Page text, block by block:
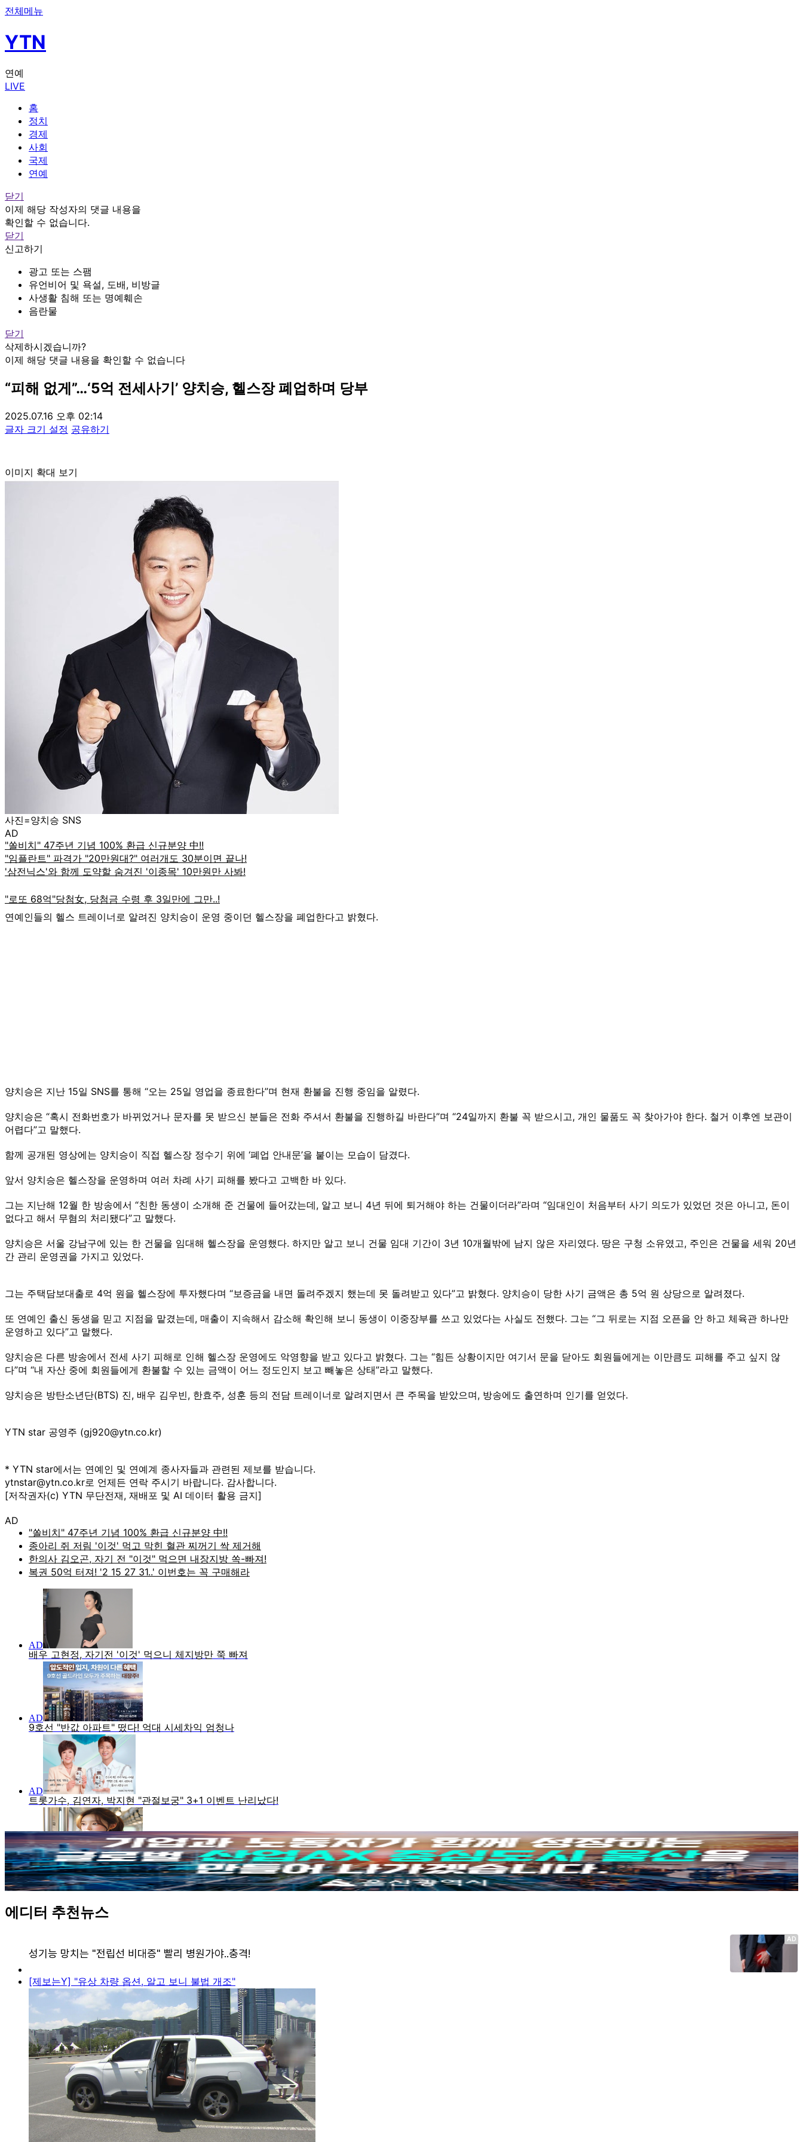
전체메뉴
YTN
연예
LIVE
홈
정치
경제
사회
국제
연예
닫기
이제 해당 작성자의 댓글 내용을
확인할 수 없습니다.
닫기
신고하기
광고 또는 스팸
유언비어 및 욕설, 도배, 비방글
사생활 침해 또는 명예훼손
음란물
닫기
삭제하시겠습니까?
이제 해당 댓글 내용을 확인할 수 없습니다
“피해 없게”…‘5억 전세사기’ 양치승, 헬스장 폐업하며 당부
2025.07.16 오후 02:14
글자 크기 설정 공유하기
이미지 확대 보기
사진=양치승 SNS
AD
연예인들의 헬스 트레이너로 알려진 양치승이 운영 중이던 헬스장을 폐업한다고 밝혔다.
양치승은 지난 15일 SNS를 통해 “오는 25일 영업을 종료한다”며 현재 환불을 진행 중임을 알렸다.
양치승은 “혹시 전화번호가 바뀌었거나 문자를 못 받으신 분들은 전화 주셔서 환불을 진행하길 바란다”며 “24일까지 환불 꼭 받으시고, 개인 물품도 꼭 찾아가야 한다. 철거 이후엔 보관이
어렵다”고 말했다.
함께 공개된 영상에는 양치승이 직접 헬스장 정수기 위에 ‘폐업 안내문’을 붙이는 모습이 담겼다.
앞서 양치승은 헬스장을 운영하며 여러 차례 사기 피해를 봤다고 고백한 바 있다.
그는 지난해 12월 한 방송에서 “친한 동생이 소개해 준 건물에 들어갔는데, 알고 보니 4년 뒤에 퇴거해야 하는 건물이더라”라며 “임대인이 처음부터 사기 의도가 있었던 것은 아니고, 돈이
없다고 해서 무혐의 처리됐다”고 말했다.
양치승은 서울 강남구에 있는 한 건물을 임대해 헬스장을 운영했다. 하지만 알고 보니 건물 임대 기간이 3년 10개월밖에 남지 않은 자리였다. 땅은 구청 소유였고, 주인은 건물을 세워 20년
간 관리 운영권을 가지고 있었다.
그는 주택담보대출로 4억 원을 헬스장에 투자했다며 “보증금을 내면 돌려주겠지 했는데 못 돌려받고 있다”고 밝혔다. 양치승이 당한 사기 금액은 총 5억 원 상당으로 알려졌다.
또 연예인 출신 동생을 믿고 지점을 맡겼는데, 매출이 지속해서 감소해 확인해 보니 동생이 이중장부를 쓰고 있었다는 사실도 전했다. 그는 “그 뒤로는 지점 오픈을 안 하고 체육관 하나만
운영하고 있다”고 말했다.
양치승은 다른 방송에서 전세 사기 피해로 인해 헬스장 운영에도 악영향을 받고 있다고 밝혔다. 그는 “힘든 상황이지만 여기서 문을 닫아도 회원들에게는 이만큼도 피해를 주고 싶지 않
다”며 “내 자산 중에 회원들에게 환불할 수 있는 금액이 어느 정도인지 보고 빼놓은 상태”라고 말했다.
양치승은 방탄소년단(BTS) 진, 배우 김우빈, 한효주, 성훈 등의 전담 트레이너로 알려지면서 큰 주목을 받았으며, 방송에도 출연하며 인기를 얻었다.
YTN star 공영주 (gj920@ytn.co.kr)
* YTN star에서는 연예인 및 연예계 종사자들과 관련된 제보를 받습니다.
ytnstar@ytn.co.kr로 언제든 연락 주시기 바랍니다. 감사합니다.
[저작권자(c) YTN 무단전재, 재배포 및 AI 데이터 활용 금지]
AD
에디터 추천뉴스
[제보는Y] "유상 차량 옵션, 알고 보니 불법 개조"